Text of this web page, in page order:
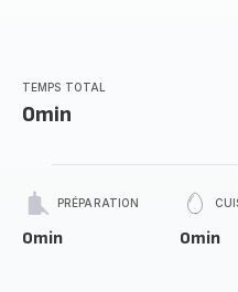
TEMPS TOTAL
0min
PRÉPARATION
0min 0min